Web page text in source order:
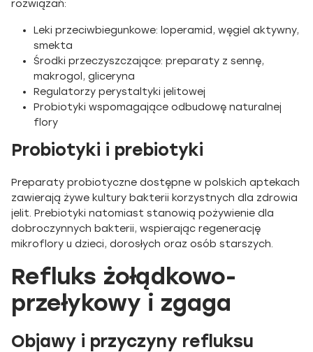
rozwiązań:
Leki przeciwbiegunkowe: loperamid, węgiel aktywny,
smekta
Środki przeczyszczające: preparaty z sennę,
makrogol, gliceryna
Regulatorzy perystaltyki jelitowej
Probiotyki wspomagające odbudowę naturalnej
flory
Probiotyki i prebiotyki
Preparaty probiotyczne dostępne w polskich aptekach
zawierają żywe kultury bakterii korzystnych dla zdrowia
jelit. Prebiotyki natomiast stanowią pożywienie dla
dobroczynnych bakterii, wspierając regenerację
mikroflory u dzieci, dorosłych oraz osób starszych.
Refluks żołądkowo-
przełykowy i zgaga
Objawy i przyczyny refluksu